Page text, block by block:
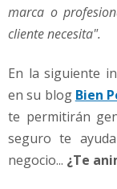
marca o
cliente necesita".
En la siguiente
en su blog Bien
te permitirán
seguro te
negocio... ¿Te